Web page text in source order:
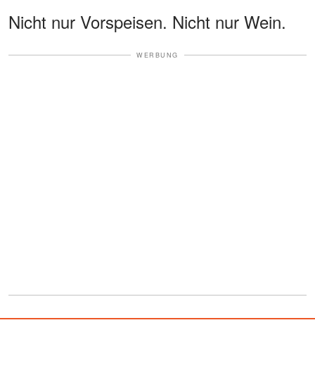
Nicht nur Vorspeisen. Nicht nur Wein.
WERBUNG